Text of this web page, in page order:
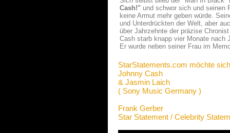
Cash!" und schwor sich und seinen
keine Armut mehr geben würde.
und Unterdrückten der Welt, aber
über Jahrzehnte der präzise
Cash starb knapp vier Monate nach
Er wurde neben seiner Frau im
StarStatements.com möchte
Johnny Cash
& Jasmin Laich
( Sony Music Germany )
Frank Gerber
Star Statement / Celebrity